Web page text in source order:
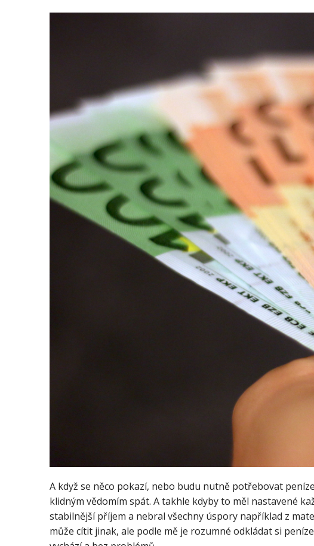
A když se něco pokazí, nebo budu nutně potřebovat
klidným vědomím spát. A takhle kdyby to měl nastavené
stabilnější příjem a nebral všechny úspory například z
může cítit jinak, ale podle mě je rozumné odkládat si